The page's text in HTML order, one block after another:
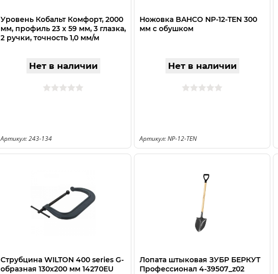
Уровень Кобальт Комфорт, 2000
мм, профиль 23 x 59 мм, 3 глазка,
2 ручки, точность 1,0 мм/м
Нет в наличии
Артикул: 243-134
Ножовка BAHCO NP-12-TEN 300
мм с обушком
Нет в наличии
Артикул: NP-12-TEN
Струбцина WILTON 400 series G-
образная 130х200 мм 14270EU
Лопата штыковая ЗУБР БЕРКУТ
Профессионал 4-39507_z02